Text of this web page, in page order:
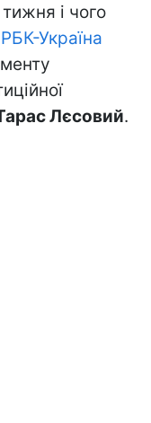
і чого
РБК-Україна
Лєсовий.